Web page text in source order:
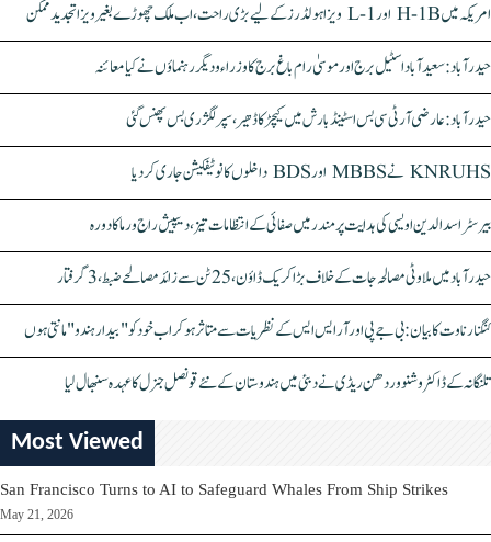
امریکہ میں H-1B اور L-1 ویزا ہولڈرز کے لیے بڑی راحت، اب ملک چھوڑے بغیر ویزا تجدید ممکن
حیدرآباد: سعیدآباد اسٹیل برج اور موسیٰ رام باغ برج کا وزراء و دیگر رہنماؤں نے کیا معائنہ
حیدرآباد: عارضی آر ٹی سی بس اسٹینڈ بارش میں کیچڑ کا ڈھیر، سپر لگژری بس پھنس گئی
KNRUHS نے MBBS اور BDS داخلوں کا نوٹیفکیشن جاری کر دیا
بیرسٹر اسدالدین اویسی کی ہدایت پر مندر میں صفائی کے انتظامات تیز، دیپیش راج ورما کا دورہ
حیدرآباد میں ملاوٹی مصالحہ جات کے خلاف بڑا کریک ڈاؤن، 25 ٹن سے زائد مصالحے ضبط، 3 گرفتار
کنگنا رناوت کا بیان: بی جے پی اور آر ایس ایس کے نظریات سے متاثر ہو کر اب خود کو "بیدار ہندو" مانتی ہوں
تلنگانہ کے ڈاکٹر وشنو وردھن ریڈی نے دبئی میں ہندوستان کے نئے قونصل جنرل کا عہدہ سنبھال لیا
Most Viewed
San Francisco Turns to AI to Safeguard Whales From Ship Strikes
May 21, 2026